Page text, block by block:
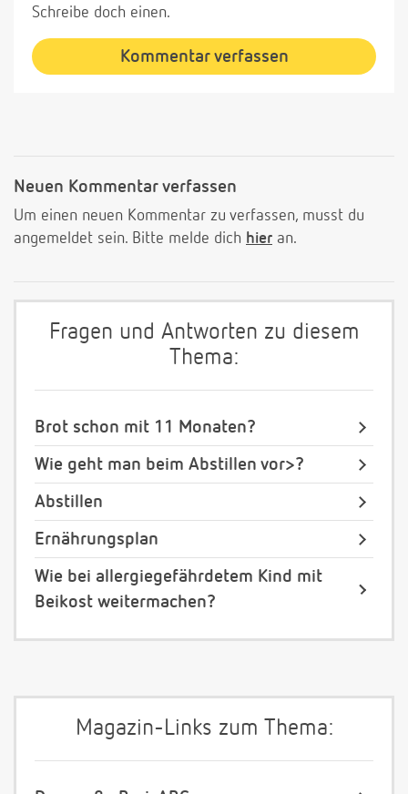
Schreibe doch einen.
Kommentar verfassen
Neuen Kommentar verfassen
Um einen neuen Kommentar zu verfassen, musst du
angemeldet sein. Bitte melde dich hier an.
Fragen und Antworten zu diesem
Thema:
Brot schon mit 11 Monaten?
Wie geht man beim Abstillen vor>?
Abstillen
Ernährungsplan
Wie bei allergiegefährdetem Kind mit
Beikost weitermachen?
Magazin-Links zum Thema: